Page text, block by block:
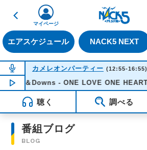
戻る
エアスケジュール NACK5 NEXT
マイページ
NOW ON AIR
カメレオンパーティー (12:55-16:55)
NOW PLAYING14:19
＆Downs - ONE LOVE ONE HEART
聴く 調べる
番組ブログ
BLOG